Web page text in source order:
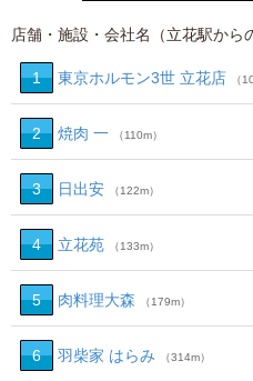
店舗・施設・会社名（立花駅から
1 東京ホルモン3世 立花店 （
2 焼肉 一 （110m）
3 日出安 （122m）
4 立花苑 （133m）
5 肉料理大森 （179m）
6 羽柴家 はらみ （314m）